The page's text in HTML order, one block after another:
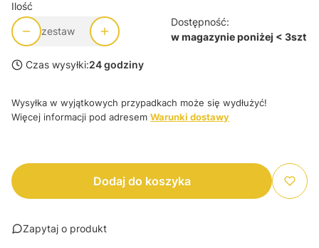
Ilość
zestaw
Dostępność:
w magazynie poniżej < 3szt
Czas wysyłki:24 godziny
Wysyłka w wyjątkowych przypadkach może się wydłużyć!
Więcej informacji pod adresem Warunki dostawy
Dodaj do koszyka
Zapytaj o produkt